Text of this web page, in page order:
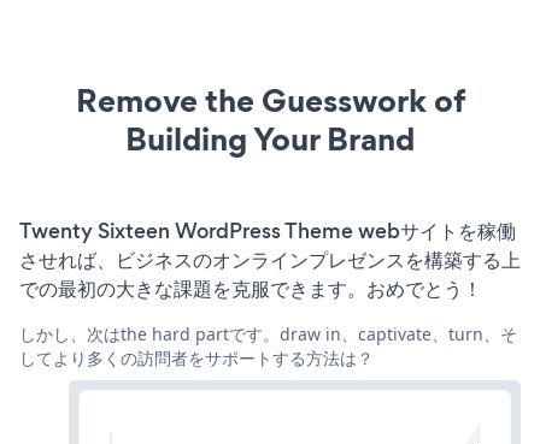
Remove the Guesswork of
Building Your Brand
Twenty Sixteen WordPress Theme webサイトを稼働
させれば、ビジネスのオンラインプレゼンスを構築する上
での最初の大きな課題を克服できます。おめでとう！
しかし、次はthe hard partです。draw in、captivate、turn、そ
してより多くの訪問者をサポートする方法は？